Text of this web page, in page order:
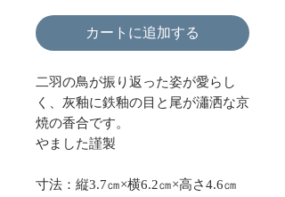
カートに追加する
二羽の鳥が振り返った姿が愛らし
く、灰釉に鉄釉の目と尾が瀟洒な京
焼の香合です。
やました謹製
寸法：縦3.7㎝×横6.2㎝×高さ4.6㎝